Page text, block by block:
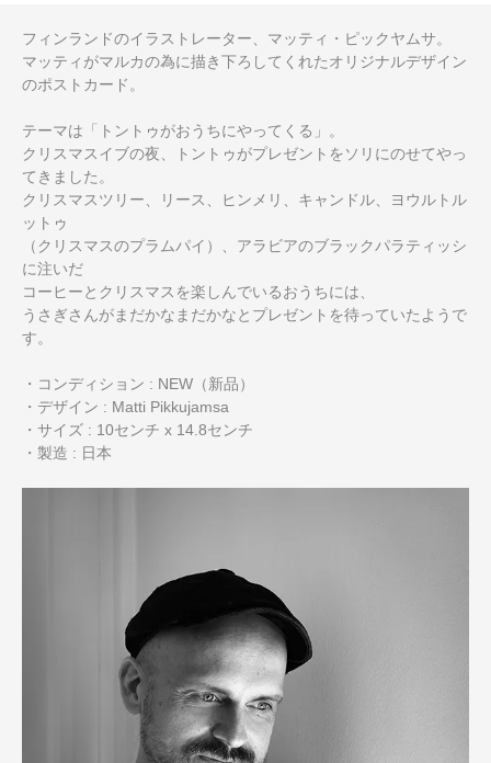
フィンランドのイラストレーター、マッティ・ピックヤムサ。
マッティがマルカの為に描き下ろしてくれたオリジナルデザイン
のポストカード。
テーマは「トントゥがおうちにやってくる」。
クリスマスイブの夜、トントゥがプレゼントをソリにのせてやっ
てきました。
クリスマスツリー、リース、ヒンメリ、キャンドル、ヨウルトル
ットゥ
（クリスマスのプラムパイ）、アラビアのブラックパラティッシ
に注いだ
コーヒーとクリスマスを楽しんでいるおうちには、
うさぎさんがまだかなまだかなとプレゼントを待っていたようで
す。
・コンディション : NEW（新品）
・デザイン : Matti Pikkujamsa
・サイズ : 10センチ x 14.8センチ
・製造 : 日本